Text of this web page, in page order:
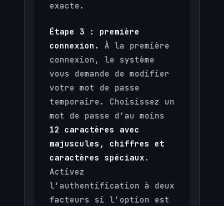
exacte.
Étape 3 : première
connexion.
À la première
connexion, le système
vous demande de modifier
votre mot de passe
temporaire. Choisissez un
mot de passe d’au moins
12 caractères avec
majuscules, chiffres et
caractères spéciaux.
Activez
l’authentification à deux
facteurs si l’option est